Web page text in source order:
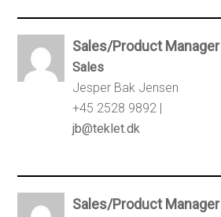
Sales/Product Manager
Sales
Jesper Bak Jensen
+45 2528 9892 |
jb@teklet.dk
Sales/Product Manager